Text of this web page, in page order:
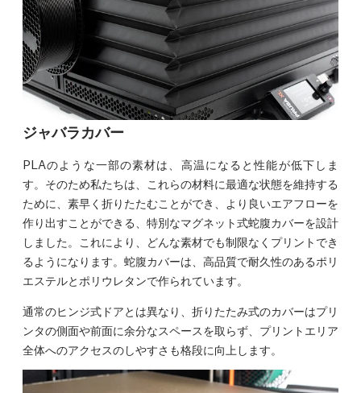
ジャバラカバー
PLAのような一部の素材は、高温になると性能が低下しま
す。そのため私たちは、これらの材料に最適な状態を維持する
ために、素早く折りたたむことができ、より良いエアフローを
作り出すことができる、特別なマグネット式蛇腹カバーを設計
しました。これにより、どんな素材でも制限なくプリントでき
るようになります。蛇腹カバーは、高品質で耐久性のあるポリ
エステルとポリウレタンで作られています。
通常のヒンジ式ドアとは異なり、折りたたみ式のカバーはプリ
ンタの側面や前面に余分なスペースを取らず、プリントエリア
全体へのアクセスのしやすさも格段に向上します。